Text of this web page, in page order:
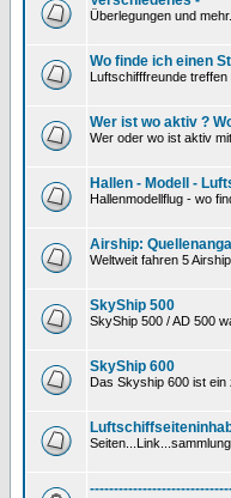
Überlegungen und mehr..
Wo finde ich einen
Luftschifffreunde
Wer ist wo aktiv ?
Wer oder wo ist aktiv
Hallen - Modell -
Hallenmodellflug - wo
Airship:
Weltweit fahren 5
SkyShip 500
SkyShip 500 / AD 500
SkyShip 600
Das Skyship 600 ist